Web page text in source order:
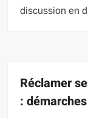
discussion en
Réclamer
: